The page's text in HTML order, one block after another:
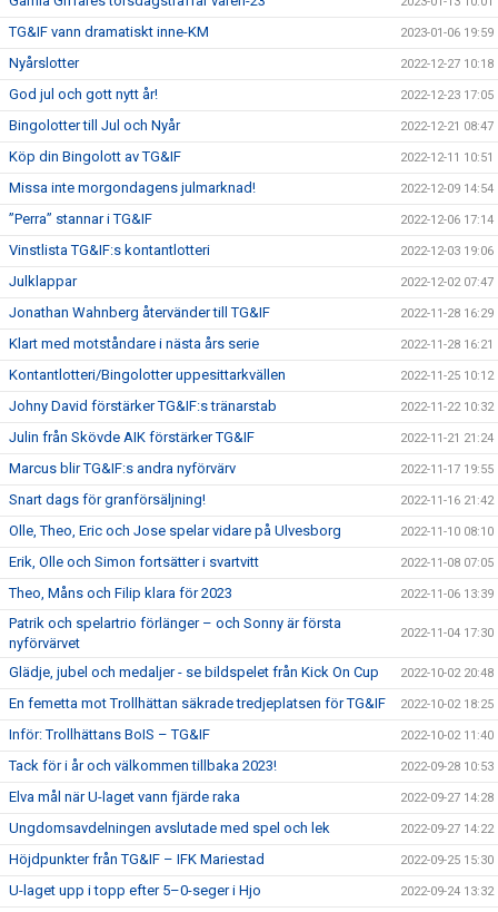
TG&IF vann dramatiskt inne-KM 2023-01-06 19:59
Nyårslotter 2022-12-27 10:18
God jul och gott nytt år! 2022-12-23 17:05
Bingolotter till Jul och Nyår 2022-12-21 08:47
Köp din Bingolott av TG&IF 2022-12-11 10:51
Missa inte morgondagens julmarknad! 2022-12-09 14:54
”Perra” stannar i TG&IF 2022-12-06 17:14
Vinstlista TG&IF:s kontantlotteri 2022-12-03 19:06
Julklappar 2022-12-02 07:47
Jonathan Wahnberg återvänder till TG&IF 2022-11-28 16:29
Klart med motståndare i nästa års serie 2022-11-28 16:21
Kontantlotteri/Bingolotter uppesittarkvällen 2022-11-25 10:12
Johny David förstärker TG&IF:s tränarstab 2022-11-22 10:32
Julin från Skövde AIK förstärker TG&IF 2022-11-21 21:24
Marcus blir TG&IF:s andra nyförvärv 2022-11-17 19:55
Snart dags för granförsäljning! 2022-11-16 21:42
Olle, Theo, Eric och Jose spelar vidare på Ulvesborg 2022-11-10 08:10
Erik, Olle och Simon fortsätter i svartvitt 2022-11-08 07:05
Theo, Måns och Filip klara för 2023 2022-11-06 13:39
Patrik och spelartrio förlänger – och Sonny är första
nyförvärvet
2022-11-04 17:30
Glädje, jubel och medaljer - se bildspelet från Kick On Cup 2022-10-02 20:48
En femetta mot Trollhättan säkrade tredjeplatsen för TG&IF 2022-10-02 18:25
Inför: Trollhättans BoIS – TG&IF 2022-10-02 11:40
Tack för i år och välkommen tillbaka 2023! 2022-09-28 10:53
Elva mål när U-laget vann fjärde raka 2022-09-27 14:28
Ungdomsavdelningen avslutade med spel och lek 2022-09-27 14:22
Höjdpunkter från TG&IF – IFK Mariestad 2022-09-25 15:30
U-laget upp i topp efter 5–0-seger i Hjo 2022-09-24 13:32